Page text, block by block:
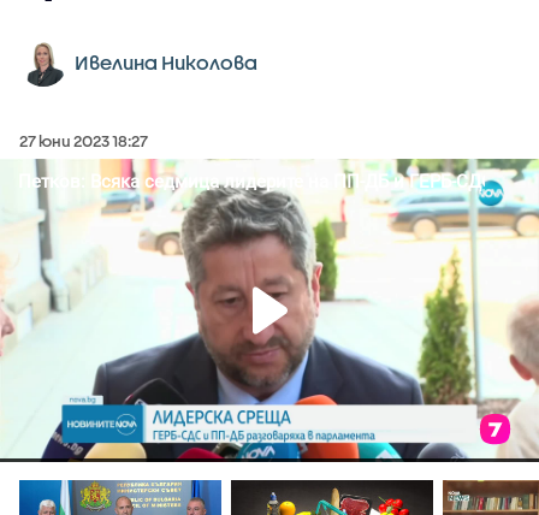
Ивелина Николова
27 юни 2023 18:27